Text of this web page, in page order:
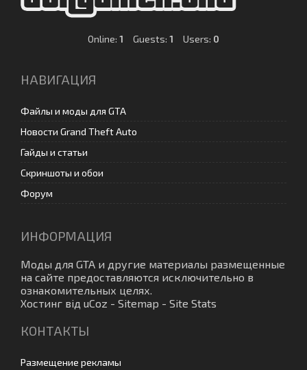
Online: 1 Guests: 1 Users: 0
НАВИГАЦИЯ
Файлы и моды для GTA
Новости Grand Theft Auto
Гайды и статьи
Скриншоты и обои
Форум
ИНФОРМАЦИЯ
Моды для GTA и другие материалы размещенные
на сайте предоставляются исключительно в
ознакомительных целях.
Хостинг від uCoz - Sitemap - Site Stats
КОНТАКТЫ
Размещение рекламы